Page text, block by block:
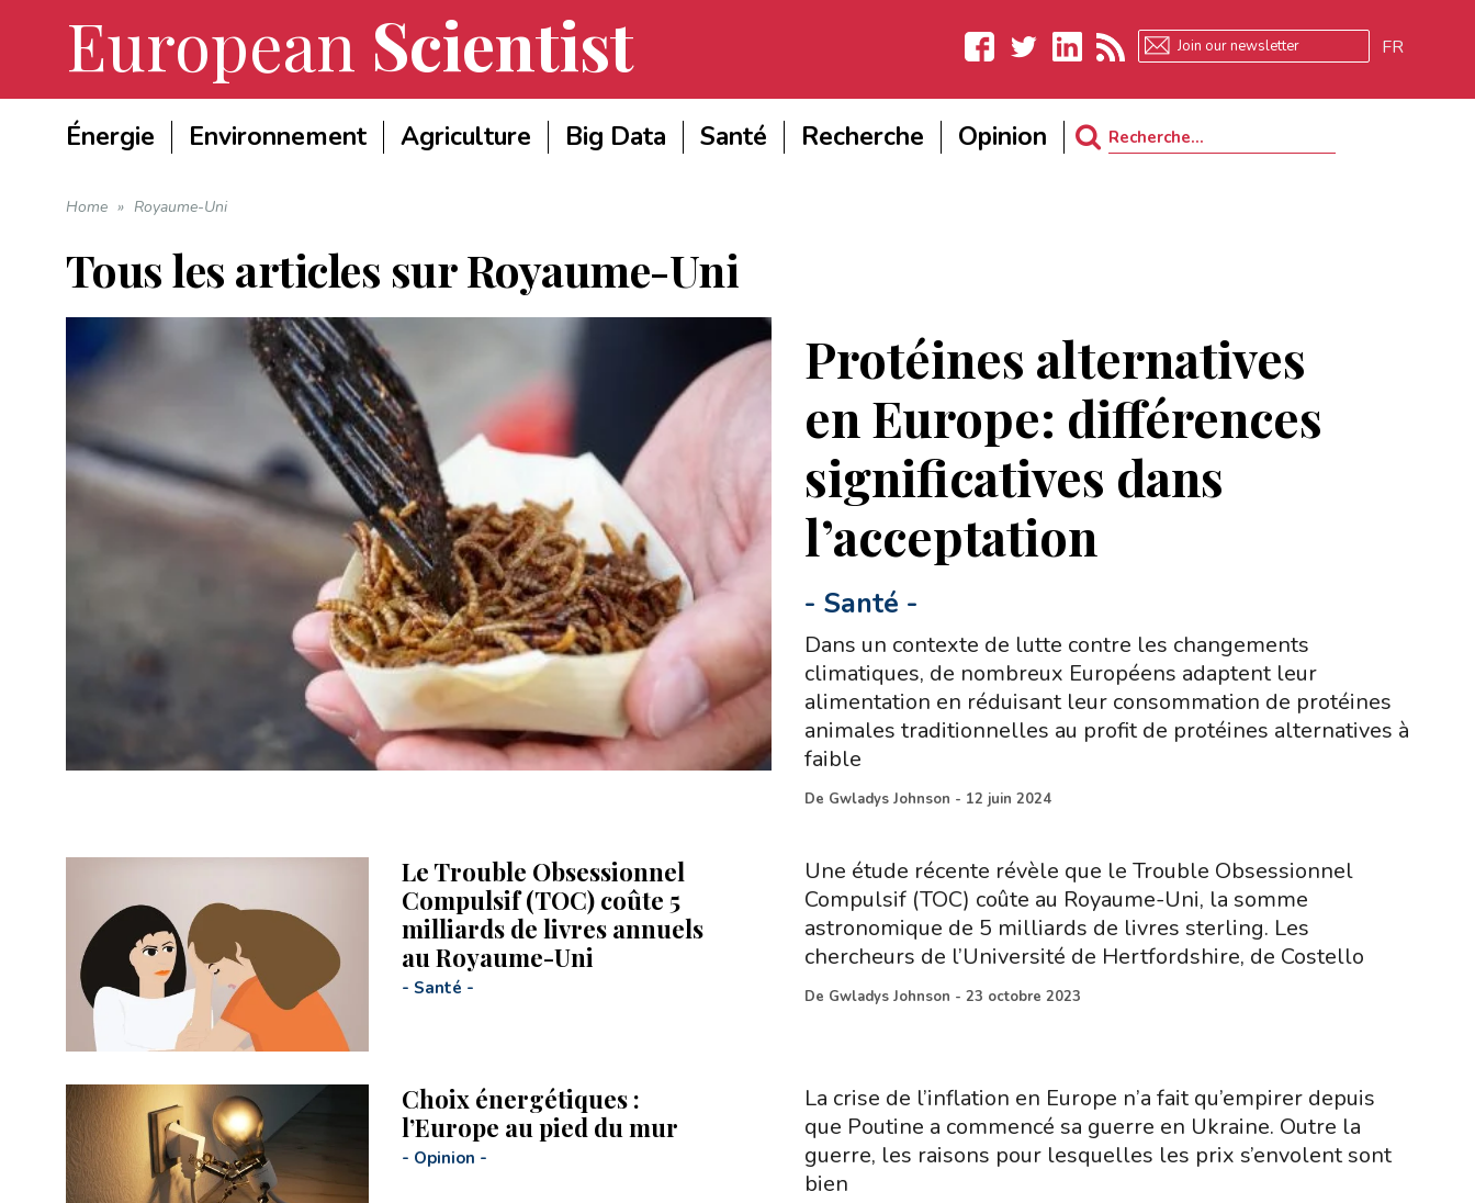
European Scientist
LinkedIn
FR
Énergie Environnement Agriculture Big Data Santé Recherche Opinion
Search
Home » Royaume-Uni
Tous les articles surRoyaume-Uni
Protéines alternatives
en Europe: différences
significatives dans
l’acceptation
-Santé -
Dans un contexte de lutte contre les changements
climatiques, de nombreux Européens adaptent leur
alimentation en réduisant leur consommation de protéines
animales traditionnelles au profit de protéines alternatives à
faible
De Gwladys Johnson - 12 juin 2024
Le Trouble Obsessionnel
Compulsif (TOC) coûte 5
milliards de livres annuels
au Royaume-Uni
- Santé -
Une étude récente révèle que le Trouble Obsessionnel
Compulsif (TOC) coûte au Royaume-Uni, la somme
astronomique de 5 milliards de livres sterling. Les
chercheurs de l’Université de Hertfordshire, de Costello
De Gwladys Johnson - 23 octobre 2023
Choix énergétiques :
l’Europe au pied du mur
- Opinion -
La crise de l’inflation en Europe n’a fait qu’empirer depuis
que Poutine a commencé sa guerre en Ukraine. Outre la
guerre, les raisons pour lesquelles les prix s’envolent sont
bien